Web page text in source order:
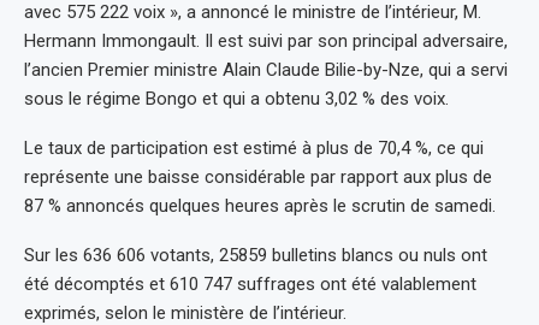
avec 575 222 voix », a annoncé le ministre de l’intérieur, M.
Hermann Immongault. Il est suivi par son principal adversaire,
l’ancien Premier ministre Alain Claude Bilie-by-Nze, qui a servi
sous le régime Bongo et qui a obtenu 3,02 % des voix.
Le taux de participation est estimé à plus de 70,4 %, ce qui
représente une baisse considérable par rapport aux plus de
87 % annoncés quelques heures après le scrutin de samedi.
Sur les 636 606 votants, 25859 bulletins blancs ou nuls ont
été décomptés et 610 747 suffrages ont été valablement
exprimés, selon le ministère de l’intérieur.